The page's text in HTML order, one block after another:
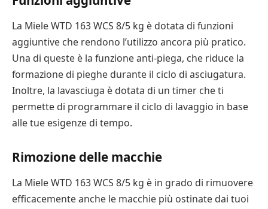
La Miele WTD 163 WCS 8/5 kg è dotata di funzioni
aggiuntive che rendono l’utilizzo ancora più pratico.
Una di queste è la funzione anti-piega, che riduce la
formazione di pieghe durante il ciclo di asciugatura.
Inoltre, la lavasciuga è dotata di un timer che ti
permette di programmare il ciclo di lavaggio in base
alle tue esigenze di tempo.
Rimozione delle macchie
La Miele WTD 163 WCS 8/5 kg è in grado di rimuovere
efficacemente anche le macchie più ostinate dai tuoi